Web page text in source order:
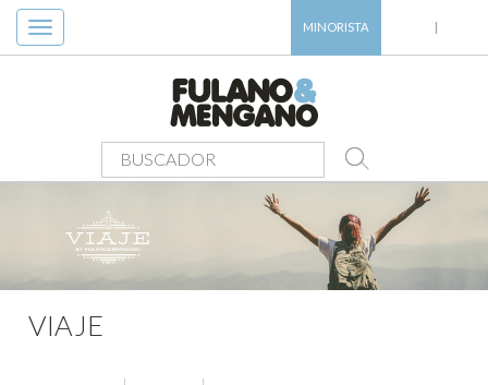
Toggle
navigation
MINORISTA
VIAJE>NECESER
VIAJE